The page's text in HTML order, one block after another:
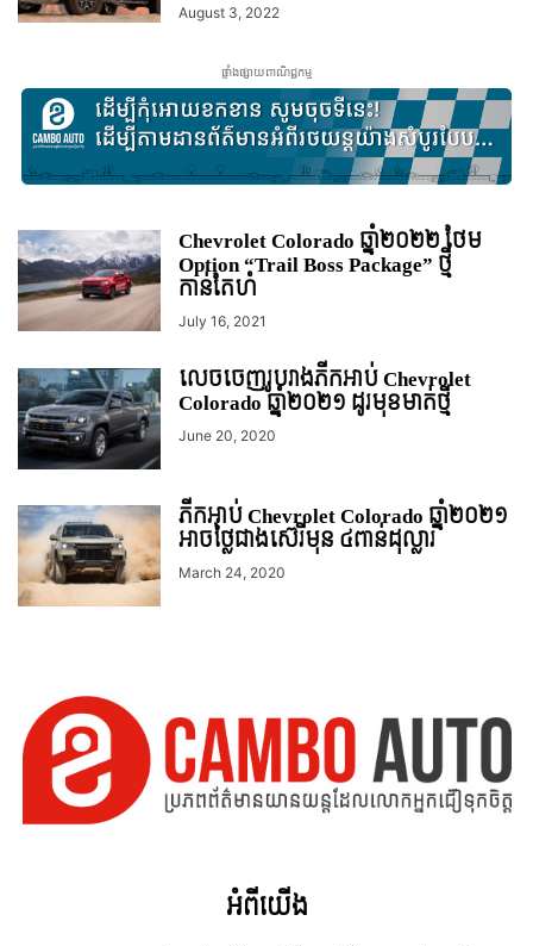
August 3, 2022
ផ្ទាំងផ្សាយពាណិជ្ជកម្ម
Chevrolet Colorado ឆ្នាំ២០២២ ថែម
Option “Trail Boss Package” ថ្មី
កាន់តែហំ
July 16, 2021
លេចចេញរូបរាងភីកអាប់ Chevrolet
Colorado ឆ្នាំ២០២១ ដូរមុខមាត់ថ្មី
June 20, 2020
ភីកអាប់ Chevrolet Colorado ឆ្នាំ២០២១
អាចថ្លៃជាងស៊េរីមុន ៤ពាន់ដុល្លារ
March 24, 2020
អំពី​យើង